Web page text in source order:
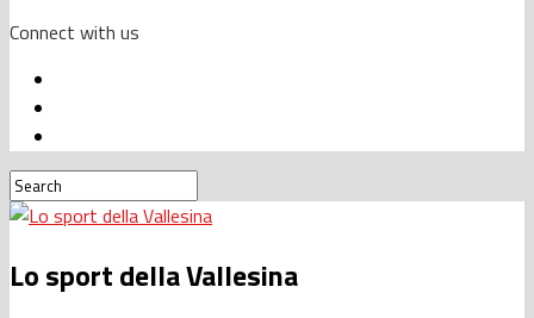
Connect with us
Lo sport della Vallesina